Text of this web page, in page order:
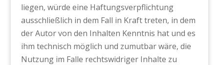
liegen, würde eine Haftungsverpflichtung
ausschließlich in dem Fall in Kraft treten, in dem
der Autor von den Inhalten Kenntnis hat und es
ihm technisch möglich und zumutbar wäre, die
Nutzung im Falle rechtswidriger Inhalte zu